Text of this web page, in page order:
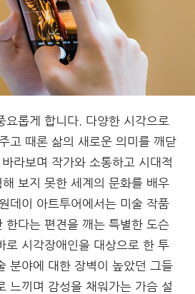
요롭게 합니다. 다양한 시각으로
고 때론 삶의 새로운 의미를 깨닫
라보며 작가와 소통하고 시대적
보지 못한 세계의 문화를 배우
데이 아트투어에서는 미술 작품
한다는 편견을 깨는 특별한 도슨
로 시각장애인을 대상으로 한 투
분야에 대한 장벽이 높았던 그들
느끼며 감성을 채워가는 가슴 설